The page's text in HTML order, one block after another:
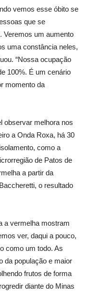
vemos esse óbito se
que se
Veremos um aumento
uma constância neles,
“Nossa ocupação
100%. É um cenário
momento da
observar melhora nos
a Onda Roxa, há 30
como a
de Patos de
a partir da
o resultado
a vermelha mostram
ver, daqui a pouco,
como um todo. As
da população e maior
frutos de forma
diante do Minas